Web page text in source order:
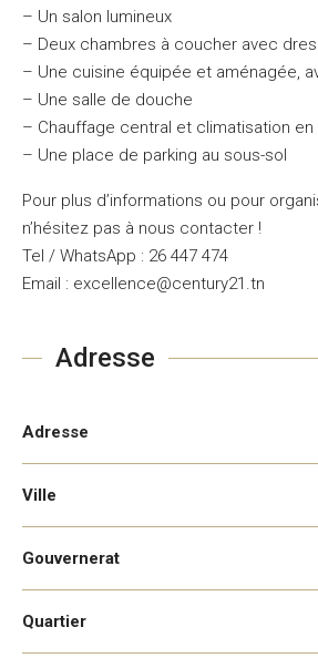
– Un salon lumineux
– Deux chambres à coucher avec
– Une cuisine équipée et aménagée,
– Une salle de douche
– Chauffage central et climatisation
– Une place de parking au sous-sol
Pour plus d’informations ou pour
n’hésitez pas à nous contacter !
Tel / WhatsApp : 26 447 474
Email : excellence@century21.tn
Adresse
Adresse
Ville
Gouvernerat
Quartier